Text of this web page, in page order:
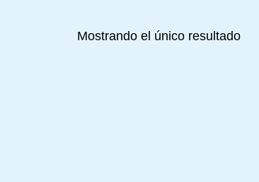
Mostrando el único resultado